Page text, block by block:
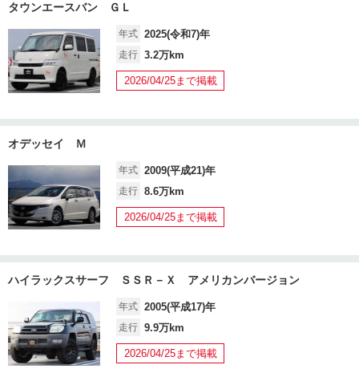
タウンエースバン ＧＬ
年式 2025(令和7)年
走行 3.2万km
2026/04/25まで掲載
オデッセイ Ｍ
年式 2009(平成21)年
走行 8.6万km
2026/04/25まで掲載
ハイラックスサーフ ＳＳＲ－Ｘ アメリカンバージョン
年式 2005(平成17)年
走行 9.9万km
2026/04/25まで掲載